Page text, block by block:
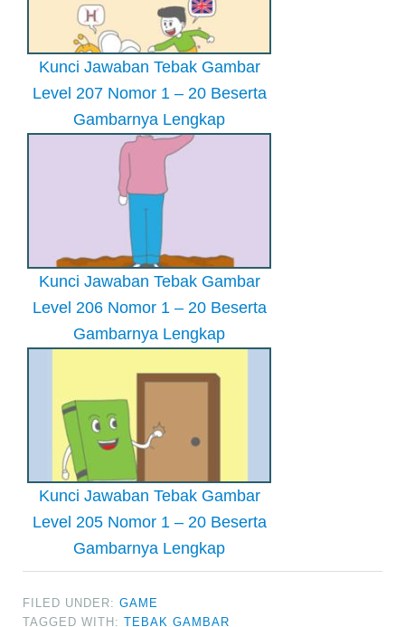
Kunci Jawaban Tebak Gambar
Level 207 Nomor 1 – 20 Beserta
Gambarnya Lengkap
Kunci Jawaban Tebak Gambar
Level 206 Nomor 1 – 20 Beserta
Gambarnya Lengkap
Kunci Jawaban Tebak Gambar
Level 205 Nomor 1 – 20 Beserta
Gambarnya Lengkap
FILED UNDER:GAME
TAGGED WITH:TEBAK GAMBAR